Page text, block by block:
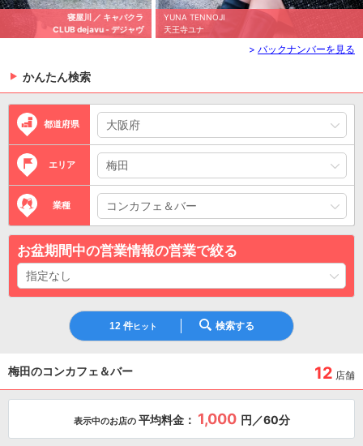
YUNA TENNOJI
> バックナンバーを見る
かんたん検索
都道府県
エリア
業種
お盆期間中の営業情報の営業で絞る
12 件ヒット 検索する
梅田のコンカフェ＆バー 12 店舗
表示中のお店の 平均料金： 1,000 円／60分